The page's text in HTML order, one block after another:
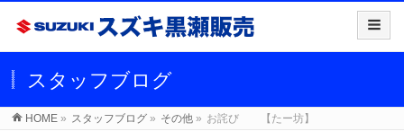
スタッフブログ
HOME » スタッフブログ » その他 » お詫び 【たー坊】